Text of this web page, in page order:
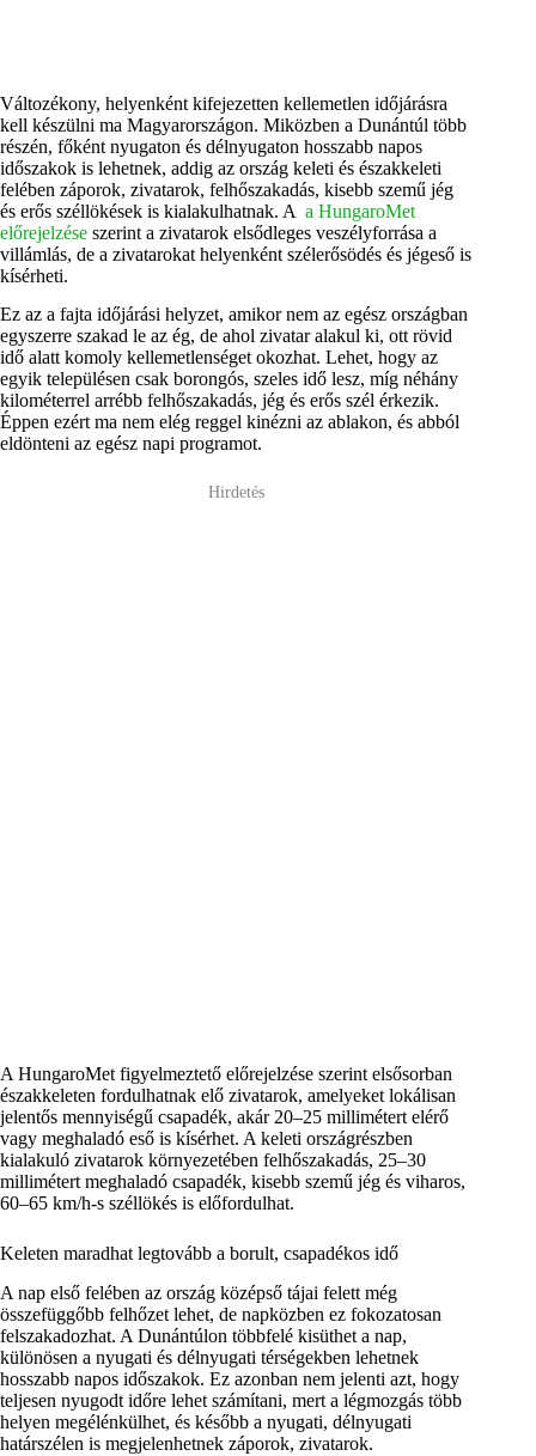
Változékony, helyenként kifejezetten kellemetlen időjárásra
kell készülni ma Magyarországon. Miközben a Dunántúl több
részén, főként nyugaton és délnyugaton hosszabb napos
időszakok is lehetnek, addig az ország keleti és északkeleti
felében záporok, zivatarok, felhőszakadás, kisebb szemű jég
és erős széllökések is kialakulhatnak. A a HungaroMet
előrejelzése szerint a zivatarok elsődleges veszélyforrása a
villámlás, de a zivatarokat helyenként szélerősödés és jégeső is
kísérheti.
Ez az a fajta időjárási helyzet, amikor nem az egész országban
egyszerre szakad le az ég, de ahol zivatar alakul ki, ott rövid
idő alatt komoly kellemetlenséget okozhat. Lehet, hogy az
egyik településen csak borongós, szeles idő lesz, míg néhány
kilométerrel arrébb felhőszakadás, jég és erős szél érkezik.
Éppen ezért ma nem elég reggel kinézni az ablakon, és abból
eldönteni az egész napi programot.
Hirdetés
A HungaroMet figyelmeztető előrejelzése szerint elsősorban
északkeleten fordulhatnak elő zivatarok, amelyeket lokálisan
jelentős mennyiségű csapadék, akár 20–25 millimétert elérő
vagy meghaladó eső is kísérhet. A keleti országrészben
kialakuló zivatarok környezetében felhőszakadás, 25–30
millimétert meghaladó csapadék, kisebb szemű jég és viharos,
60–65 km/h-s széllökés is előfordulhat.
Keleten maradhat legtovább a borult, csapadékos idő
A nap első felében az ország középső tájai felett még
összefüggőbb felhőzet lehet, de napközben ez fokozatosan
felszakadozhat. A Dunántúlon többfelé kisüthet a nap,
különösen a nyugati és délnyugati térségekben lehetnek
hosszabb napos időszakok. Ez azonban nem jelenti azt, hogy
teljesen nyugodt időre lehet számítani, mert a légmozgás több
helyen megélénkülhet, és később a nyugati, délnyugati
határszélen is megjelenhetnek záporok, zivatarok.